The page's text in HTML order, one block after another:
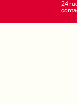
24